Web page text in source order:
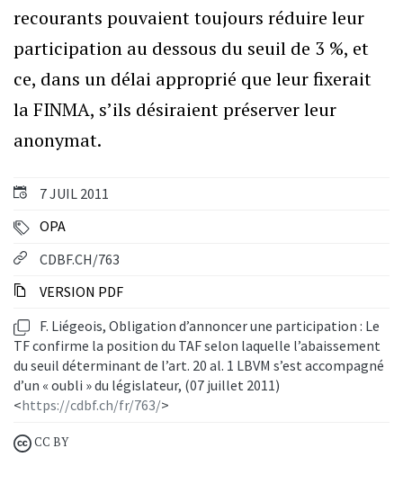
7 JUIL 2011
OPA
CDBF.CH/763
VERSION PDF
F. Liégeois, Obligation d’annoncer une participation : Le
TF confirme la position du TAF selon laquelle l’abaissement
du seuil déterminant de l’art. 20 al. 1 LBVM s’est accompagné
d’un « oubli » du législateur, (07 juillet 2011)
<https://cdbf.ch/fr/763/>
CC BY
recourants pouvaient toujours réduire leur
participation au dessous du seuil de 3 %, et
ce, dans un délai approprié que leur fixerait
la FINMA, s’ils désiraient préserver leur
anonymat.